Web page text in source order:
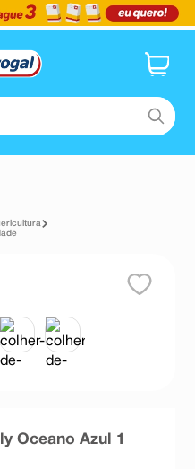
Oceano Azul 1